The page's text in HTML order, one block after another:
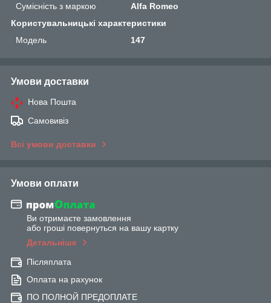
Сумісність з маркою
Alfa Romeo
Користувальницькі характеристики
Мoдель
147
Умови доставки
Нова Пошта
Самовивіз
Всі умови доставки
Умови оплати
Ви отримаєте замовлення
або гроші повернуться на вашу картку
Детальніше
Післяплата
Оплата на рахунок
ПО ПОЛНОЙ ПРЕДОПЛАТЕ